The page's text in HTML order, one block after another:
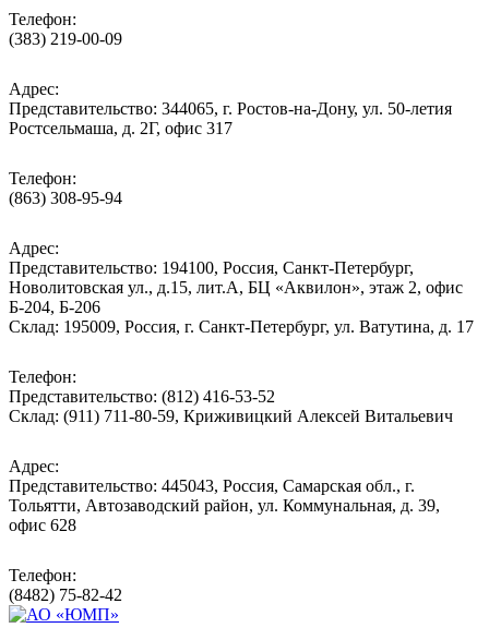
Телефон:
(383) 219-00-09
Адрес:
Представительство: 344065, г. Ростов-на-Дону, ул. 50-летия
Ростсельмаша, д. 2Г, офис 317
Телефон:
(863) 308-95-94
Адрес:
Представительство: 194100, Россия, Санкт-Петербург,
Новолитовская ул., д.15, лит.А, БЦ «Аквилон», этаж 2, офис
Б-204, Б-206
Склад: 195009, Россия, г. Санкт-Петербург, ул. Ватутина, д. 17
Телефон:
Представительство: (812) 416-53-52
Склад: (911) 711-80-59, Криживицкий Алексей Витальевич
Адрес:
Представительство: 445043, Россия, Самарская обл., г.
Тольятти, Автозаводский район, ул. Коммунальная, д. 39,
офис 628
Телефон:
(8482) 75-82-42